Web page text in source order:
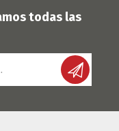
todas las